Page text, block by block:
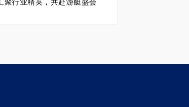
聚行业精英，共赴游艇盛会